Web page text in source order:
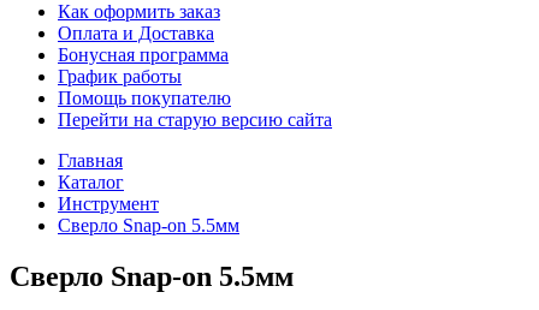
Как оформить заказ
Оплата и Доставка
Бонусная программа
График работы
Помощь покупателю
Перейти на старую версию сайта
Главная
Каталог
Инструмент
Сверло Snap-on 5.5мм
Сверло Snap-on 5.5мм